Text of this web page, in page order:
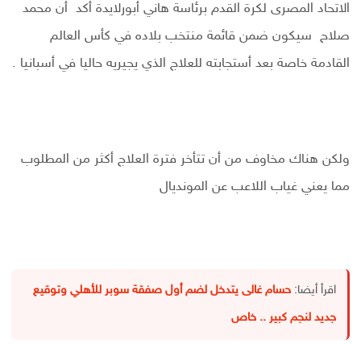
الاتحاد المصرى لكرة القدم برئاسة هاني أبورلايدة أكد أن محمد
صلاح سيكون ضمن قائمة منتخب بلاده في كأس العالم
القادمة خاصة بعد أستجابته للعلاج الذي يجيريه حاليا في أسبانيا .
ولكن هناك مخاوف من أن تتأخر فترة العلاج أكثر من المطلوب
مما يعني غياب اللاعب عن المونديال
اقرأ أيضا: حسام غالى يتدخل لضم أول صفقة سوبر للأهلي وتوقيع
جديد لنجم كبير .. خاص